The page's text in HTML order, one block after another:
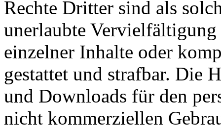
Rechte Dritter sind als
unerlaubte Vervielfältigung
einzelner Inhalte oder
gestattet und strafbar. Die
und Downloads für den
nicht kommerziellen